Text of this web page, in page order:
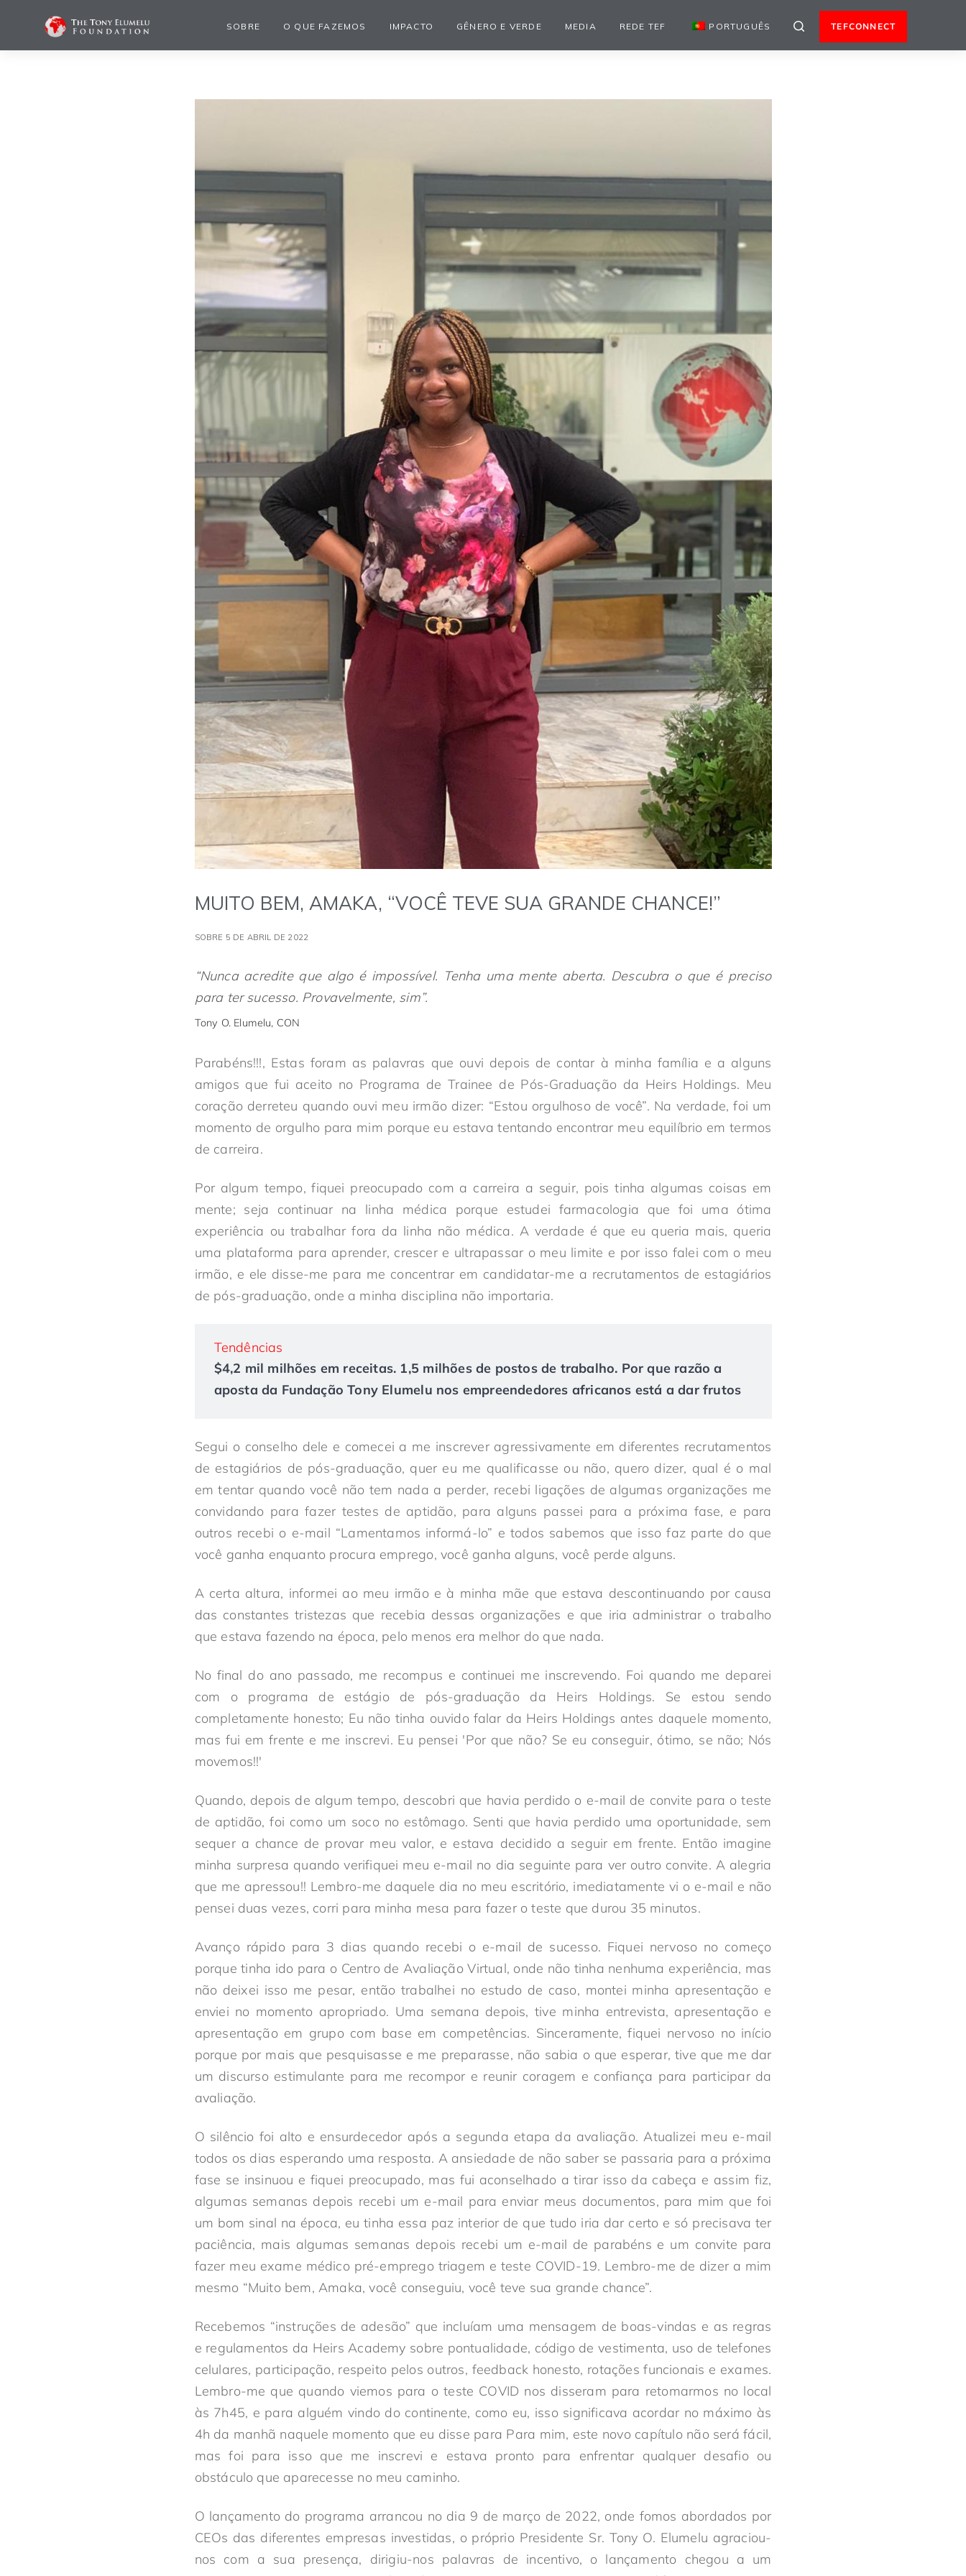
SOBRE O QUE FAZEMOS IMPACTO GÊNERO E VERDE MEDIA REDE TEF PORTUGUÊS TEFCONNECT
MUITO BEM, AMAKA, “VOCÊ TEVE SUA GRANDE CHANCE!”
SOBRE 5 DE ABRIL DE 2022
“Nunca acredite que algo é impossível. Tenha uma mente aberta. Descubra o que é preciso
para ter sucesso. Provavelmente, sim”.
Tony O. Elumelu, CON
Parabéns!!!, Estas foram as palavras que ouvi depois de contar à minha família e a alguns
amigos que fui aceito no Programa de Trainee de Pós-Graduação da Heirs Holdings. Meu
coração derreteu quando ouvi meu irmão dizer: “Estou orgulhoso de você”. Na verdade, foi um
momento de orgulho para mim porque eu estava tentando encontrar meu equilíbrio em termos
de carreira.
Por algum tempo, fiquei preocupado com a carreira a seguir, pois tinha algumas coisas em
mente; seja continuar na linha médica porque estudei farmacologia que foi uma ótima
experiência ou trabalhar fora da linha não médica. A verdade é que eu queria mais, queria
uma plataforma para aprender, crescer e ultrapassar o meu limite e por isso falei com o meu
irmão, e ele disse-me para me concentrar em candidatar-me a recrutamentos de estagiários
de pós-graduação, onde a minha disciplina não importaria.
Tendências
$4,2 mil milhões em receitas. 1,5 milhões de postos de trabalho. Por que razão a
aposta da Fundação Tony Elumelu nos empreendedores africanos está a dar frutos
Segui o conselho dele e comecei a me inscrever agressivamente em diferentes recrutamentos
de estagiários de pós-graduação, quer eu me qualificasse ou não, quero dizer, qual é o mal
em tentar quando você não tem nada a perder, recebi ligações de algumas organizações me
convidando para fazer testes de aptidão, para alguns passei para a próxima fase, e para
outros recebi o e-mail “Lamentamos informá-lo” e todos sabemos que isso faz parte do que
você ganha enquanto procura emprego, você ganha alguns, você perde alguns.
A certa altura, informei ao meu irmão e à minha mãe que estava descontinuando por causa
das constantes tristezas que recebia dessas organizações e que iria administrar o trabalho
que estava fazendo na época, pelo menos era melhor do que nada.
No final do ano passado, me recompus e continuei me inscrevendo. Foi quando me deparei
com o programa de estágio de pós-graduação da Heirs Holdings. Se estou sendo
completamente honesto; Eu não tinha ouvido falar da Heirs Holdings antes daquele momento,
mas fui em frente e me inscrevi. Eu pensei 'Por que não? Se eu conseguir, ótimo, se não; Nós
movemos!!'
Quando, depois de algum tempo, descobri que havia perdido o e-mail de convite para o teste
de aptidão, foi como um soco no estômago. Senti que havia perdido uma oportunidade, sem
sequer a chance de provar meu valor, e estava decidido a seguir em frente. Então imagine
minha surpresa quando verifiquei meu e-mail no dia seguinte para ver outro convite. A alegria
que me apressou!! Lembro-me daquele dia no meu escritório, imediatamente vi o e-mail e não
pensei duas vezes, corri para minha mesa para fazer o teste que durou 35 minutos.
Avanço rápido para 3 dias quando recebi o e-mail de sucesso. Fiquei nervoso no começo
porque tinha ido para o Centro de Avaliação Virtual, onde não tinha nenhuma experiência, mas
não deixei isso me pesar, então trabalhei no estudo de caso, montei minha apresentação e
enviei no momento apropriado. Uma semana depois, tive minha entrevista, apresentação e
apresentação em grupo com base em competências. Sinceramente, fiquei nervoso no início
porque por mais que pesquisasse e me preparasse, não sabia o que esperar, tive que me dar
um discurso estimulante para me recompor e reunir coragem e confiança para participar da
avaliação.
O silêncio foi alto e ensurdecedor após a segunda etapa da avaliação. Atualizei meu e-mail
todos os dias esperando uma resposta. A ansiedade de não saber se passaria para a próxima
fase se insinuou e fiquei preocupado, mas fui aconselhado a tirar isso da cabeça e assim fiz,
algumas semanas depois recebi um e-mail para enviar meus documentos, para mim que foi
um bom sinal na época, eu tinha essa paz interior de que tudo iria dar certo e só precisava ter
paciência, mais algumas semanas depois recebi um e-mail de parabéns e um convite para
fazer meu exame médico pré-emprego triagem e teste COVID-19. Lembro-me de dizer a mim
mesmo “Muito bem, Amaka, você conseguiu, você teve sua grande chance”.
Recebemos “instruções de adesão” que incluíam uma mensagem de boas-vindas e as regras
e regulamentos da Heirs Academy sobre pontualidade, código de vestimenta, uso de telefones
celulares, participação, respeito pelos outros, feedback honesto, rotações funcionais e exames.
Lembro-me que quando viemos para o teste COVID nos disseram para retomarmos no local
às 7h45, e para alguém vindo do continente, como eu, isso significava acordar no máximo às
4h da manhã naquele momento que eu disse para Para mim, este novo capítulo não será fácil,
mas foi para isso que me inscrevi e estava pronto para enfrentar qualquer desafio ou
obstáculo que aparecesse no meu caminho.
O lançamento do programa arrancou no dia 9 de março de 2022, onde fomos abordados por
CEOs das diferentes empresas investidas, o próprio Presidente Sr. Tony O. Elumelu agraciou-
nos com a sua presença, dirigiu-nos palavras de incentivo, o lançamento chegou a um